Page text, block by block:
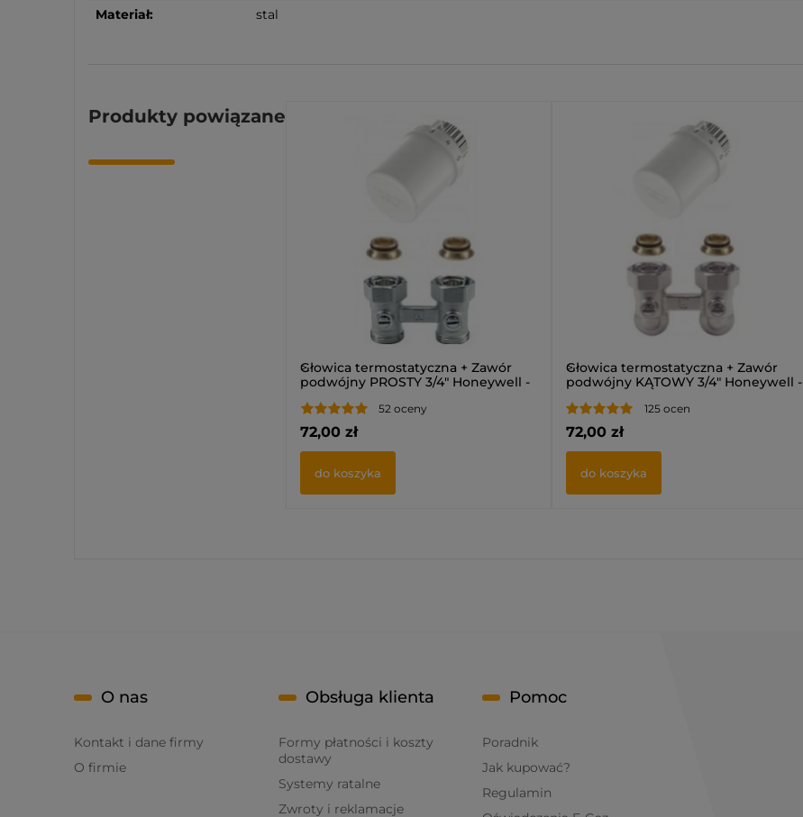
Materiał:
stal
Produkty powiązane
>
Głowica termostatyczna + Zawór
podwójny PROSTY 3/4" Honeywell -
52 oceny
72,00 zł
do koszyka
>
Głowica termostatyczna + Zawór
podwójny KĄTOWY 3/4" Honeywell -
125 ocen
72,00 zł
do koszyka
O nas
Kontakt i dane firmy
O firmie
Obsługa klienta
Formy płatności i koszty
dostawy
Systemy ratalne
Zwroty i reklamacje
Pomoc
Poradnik
Jak kupować?
Regulamin